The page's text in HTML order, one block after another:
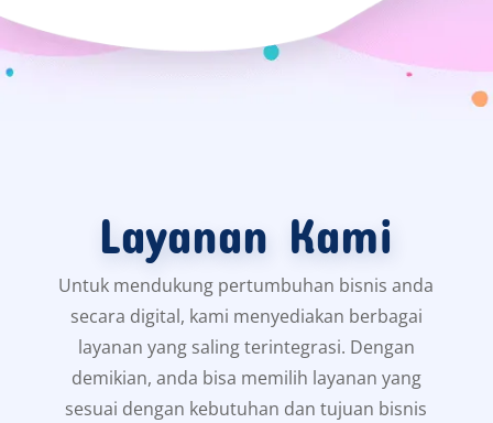
Layanan Kami
Untuk mendukung pertumbuhan bisnis anda
secara digital, kami menyediakan berbagai
layanan yang saling terintegrasi. Dengan
demikian, anda bisa memilih layanan yang
sesuai dengan kebutuhan dan tujuan bisnis